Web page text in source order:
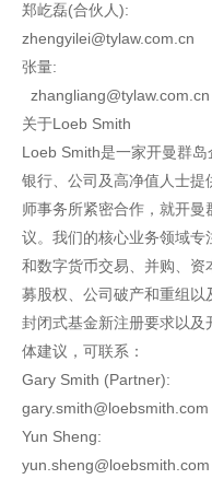
郑屹磊(合伙人):
zhengyilei@tylaw.com.cn
张量:
zhangliang@tylaw.com.cn
关于Loeb Smith
Loeb Smith是一家开曼群岛
银行、公司及高净值人士
师事务所紧密合作，就开
议。我们的核心业务领域
和数字货币交易、并购、
募股权、公司破产和重组以
封闭式基金新注册要求以
体建议，可联系：
Gary Smith (Partner):
gary.smith@loebsmith.com
Yun Sheng:
yun.sheng@loebsmith.com